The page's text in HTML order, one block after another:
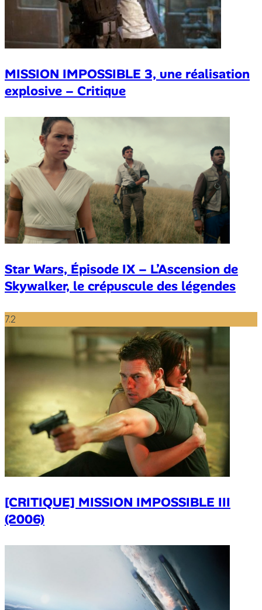
MISSION IMPOSSIBLE 3, une réalisation
explosive – Critique
Star Wars, Épisode IX – L’Ascension de
Skywalker, le crépuscule des légendes
7.2
[CRITIQUE] MISSION IMPOSSIBLE III
(2006)